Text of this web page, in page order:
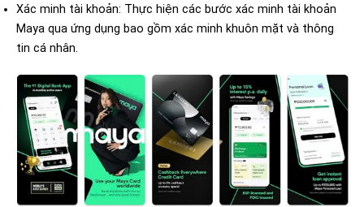
Xác minh tài khoản: Thực hiện các bước xác minh tài khoản
Maya qua ứng dụng bao gồm xác minh khuôn mặt và thông
tin cá nhân.